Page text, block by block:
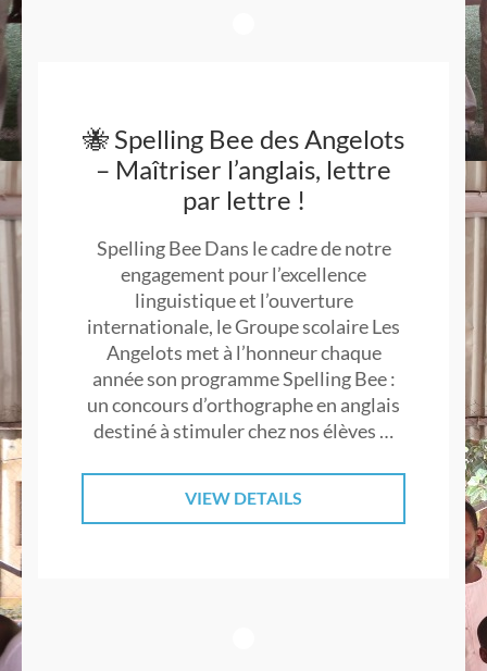
🐝 Spelling Bee des Angelots
– Maîtriser l’anglais, lettre
par lettre !
Spelling Bee Dans le cadre de notre
engagement pour l’excellence
linguistique et l’ouverture
internationale, le Groupe scolaire Les
Angelots met à l’honneur chaque
année son programme Spelling Bee :
un concours d’orthographe en anglais
destiné à stimuler chez nos élèves …
VIEW DETAILS